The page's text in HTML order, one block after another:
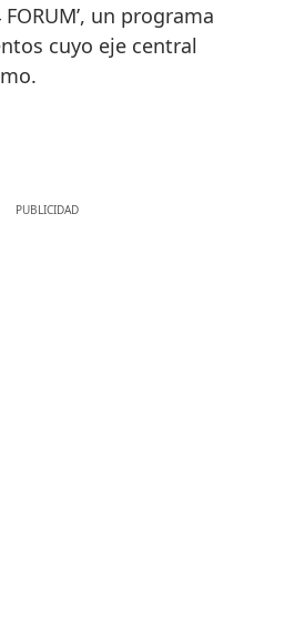
un programa
cuyo eje central